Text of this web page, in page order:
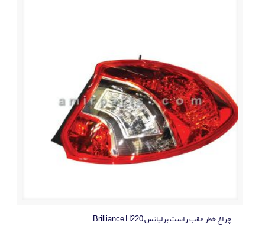
چراغ خطر عقب راست برلیانس Brilliance H220